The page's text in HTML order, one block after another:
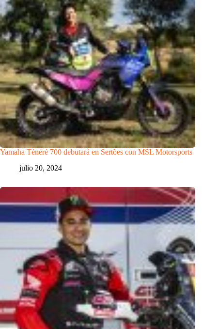
Yamaha Ténéré 700 debutará en Sertões con MSL Motorsports
julio 20, 2024